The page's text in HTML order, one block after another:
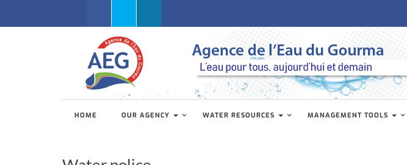
FacebookTwitter
HOME OUR AGENCY WATER RESOURCES MANAGEMENT TOOLS